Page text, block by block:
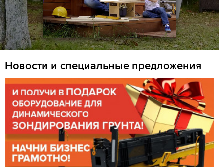
Новости и специальные предложения